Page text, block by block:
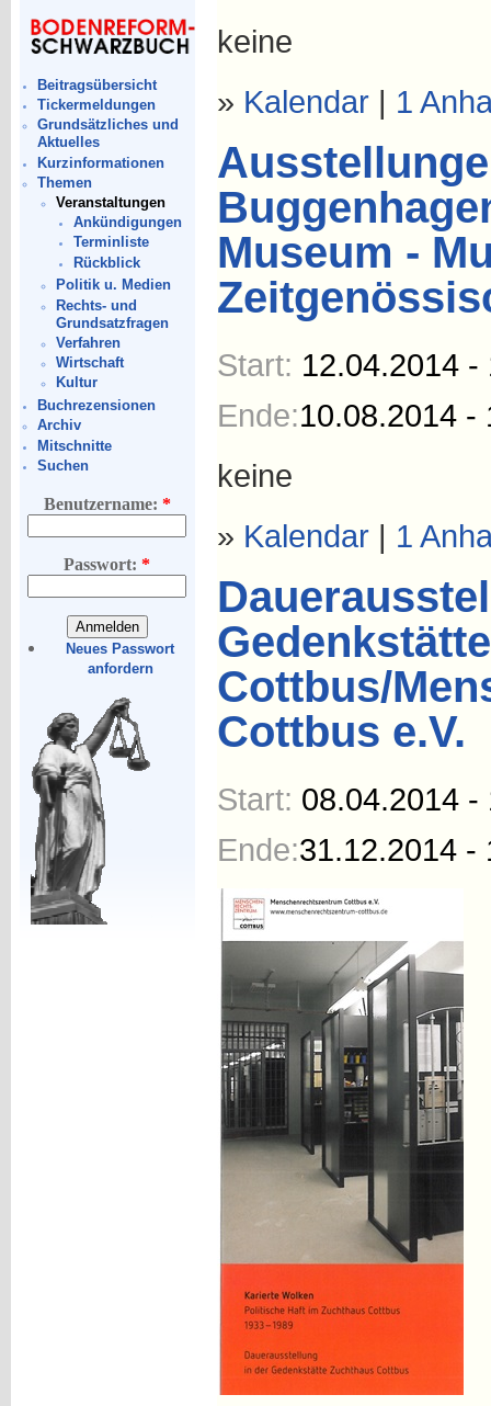
Beitragsübersicht
Tickermeldungen
Grundsätzliches und
Aktuelles
Kurzinformationen
Themen
Veranstaltungen
Ankündigungen
Terminliste
Rückblick
Politik u. Medien
Rechts- und
Grundsatzfragen
Verfahren
Wirtschaft
Kultur
Buchrezensionen
Archiv
Mitschnitte
Suchen
Benutzername: *
Passwort:*
Neues Passwort
anfordern
keine
» Kalendar| 1
Museum -
Start: 12.04.2014 -
Ende:10.08.2014 -
keine
» Kalendar| 1
Cottbus/
Cottbus e.V.
Start: 08.04.2014 -
Ende:31.12.2014 -